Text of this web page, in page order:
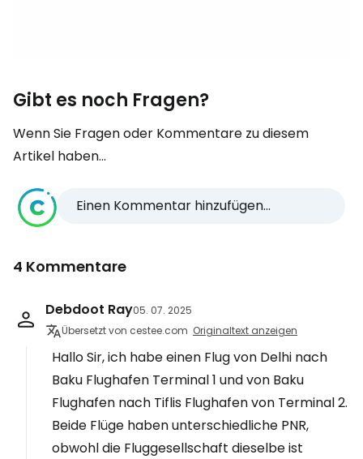
Gibt es noch Fragen?
Wenn Sie Fragen oder Kommentare zu diesem
Artikel haben...
Einen Kommentar hinzufügen...
4 Kommentare
Debdoot Ray05. 07. 2025
Übersetzt von cestee.com Originaltext anzeigen
Hallo Sir, ich habe einen Flug von Delhi nach
Baku Flughafen Terminal 1 und von Baku
Flughafen nach Tiflis Flughafen von Terminal 2.
Beide Flüge haben unterschiedliche PNR,
obwohl die Fluggesellschaft dieselbe ist